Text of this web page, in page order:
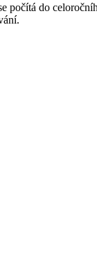
počítá do